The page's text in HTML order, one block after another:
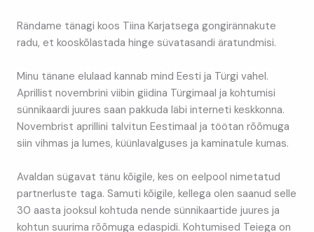
Rändame tänagi koos Tiina Karjatsega gongirännakute
radu, et kooskõlastada hinge süvatasandi äratundmisi.
Minu tänane elulaad kannab mind Eesti ja Türgi vahel.
Aprillist novembrini viibin giidina Türgimaal ja kohtumisi
sünnikaardi juures saan pakkuda läbi interneti keskkonna.
Novembrist aprillini talvitun Eestimaal ja töötan rõõmuga
siin vihmas ja lumes, küünlavalguses ja kaminatule kumas.
Avaldan sügavat tänu kõigile, kes on eelpool nimetatud
partnerluste taga. Samuti kõigile, kellega olen saanud selle
30 aasta jooksul kohtuda nende sünnikaartide juures ja
kohtun suurima rõõmuga edaspidi. Kohtumised Teiega on